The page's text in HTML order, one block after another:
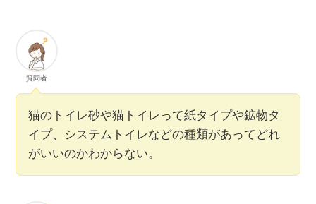
質問者
猫のトイレ砂や猫トイレって紙タイプや鉱物タ
イプ、システムトイレなどの種類があってどれ
がいいのかわからない。